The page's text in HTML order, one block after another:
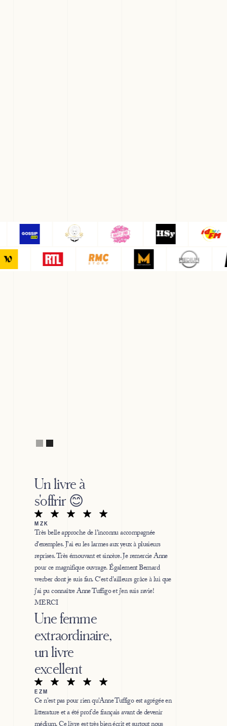
Slide 2 of 2.
MZK
Un livre à
s'offrir 😊
Très belle approche de l'inconnu accompagnée
d'exemples. J'ai eu les larmes aux yeux à plusieurs
reprises. Très émouvant et sincère. Je remercie Anne
pour ce magnifique ouvrage. Également Bernard
werber dont je suis fan. C'est d'ailleurs grâce à lui que
j'ai pu connaître Anne Tuffigo et j'en suis ravie!
MERCI
EZM
Une femme
extraordinaire,
un livre
excellent
Ce n'est pas pour rien qu'Anne Tuffigo est agrégée en
litterature et a été prof de français avant de devenir